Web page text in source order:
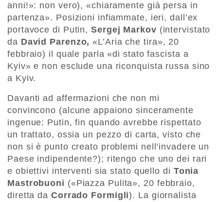
anni!»: non vero), «chiaramente già persa in
partenza». Posizioni infiammate, ieri, dall’ex
portavoce di Putin, Sergej Markov (intervistato
da David Parenzo, «L’Aria che tira», 20
febbraio) il quale parla «di stato fascista a
Kyiv» e non esclude una riconquista russa sino
a Kyiv.
Davanti ad affermazioni che non mi
convincono (alcune appaiono sinceramente
ingenue: Putin, fin quando avrebbe rispettato
un trattato, ossia un pezzo di carta, visto che
non si è punto creato problemi nell’invadere un
Paese indipendente?); ritengo che uno dei rari
e obiettivi interventi sia stato quello di Tonia
Mastrobuoni («Piazza Pulita», 20 febbraio,
diretta da Corrado Formigli). La giornalista